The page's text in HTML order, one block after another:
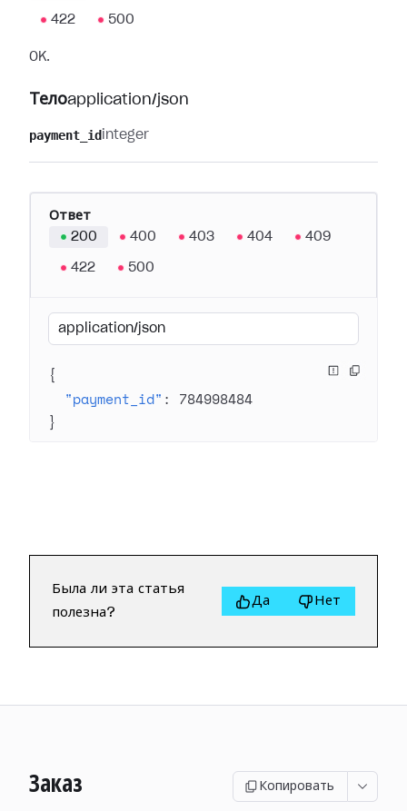
422 500
OK.
Телоapplication/json
payment_id integer
Ответ
200 400 403 404 409
422 500
application/json
{
"payment_id" : 784998484
}
Была ли эта статья
полезна?
Да Нет
Заказ Копировать